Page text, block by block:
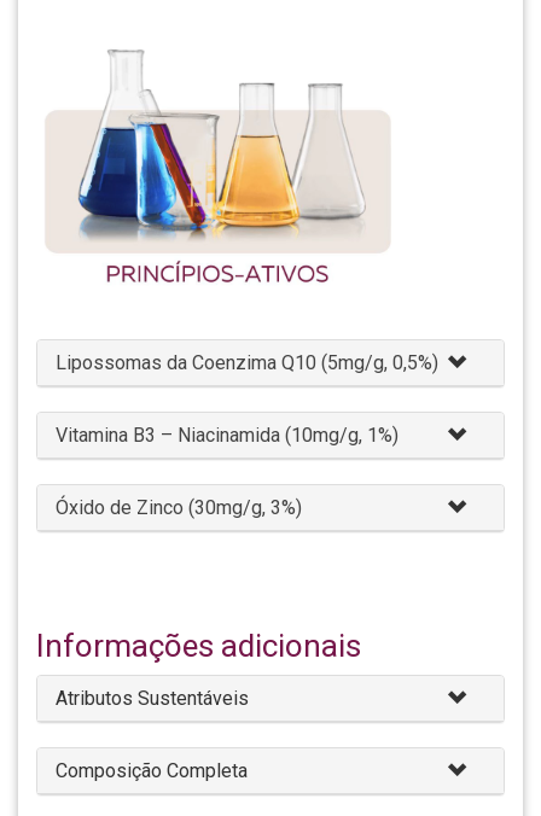
Lipossomas da Coenzima Q10 (5mg/g, 0,5%)
Vitamina B3 – Niacinamida (10mg/g, 1%)
Óxido de Zinco (30mg/g, 3%)
Informações adicionais
Atributos Sustentáveis
Composição Completa